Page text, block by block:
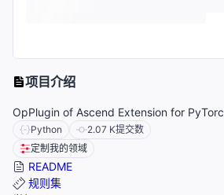
项目介绍
OpPlugin of Ascend Extension for
Python 2.07 K提交数
定制我的领域
README
规则集